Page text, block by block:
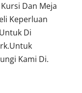
Dan Meja
Keperluan
Di
Kami Di.